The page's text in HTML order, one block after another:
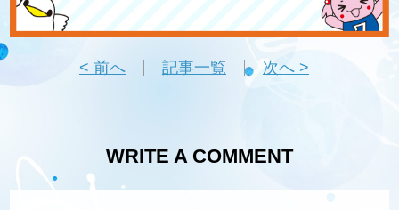
< 前へ 記事一覧 次へ >
WRITE A COMMENT